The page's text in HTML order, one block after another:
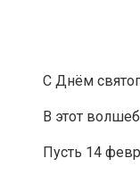
С Днём
В этот
Пусть 14